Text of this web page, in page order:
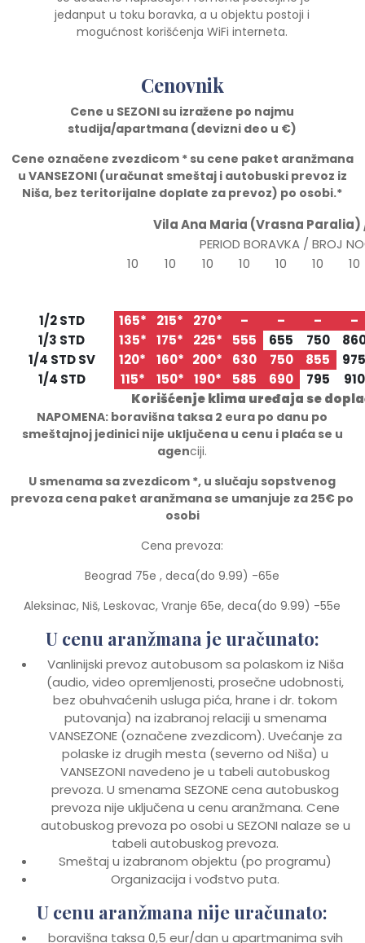
jedanput u toku boravka, a u objektu postoji i
mogućnost korišćenja WiFi interneta.
Cenovnik
Cene u SEZONI su izražene po najmu
studija/apartmana (devizni deo u €)
Cene označene zvezdicom * su cene paket aranžmana
u VANSEZONI (uračunat smeštaj i autobuski prevoz iz
Niša, bez teritorijalne doplate za prevoz) po osobi.*
Vila Ana Maria (Vrasna Paralia)
PERIOD BORAVKA / BROJ
10
10 10 10 10 10
10
1/2 STD
165* 215* 270* – – –
–
1/3 STD
135* 175* 225* 555 655 750
1/4 STD SV
120* 160* 200* 630 750 855
1/4 STD
115* 150* 190* 585 690 795
910
Korišćenje klima uređaja se
NAPOMENA: boravišna taksa 2 eura po danu po
smeštajnoj jedinici nije uključena u cenu i plaća se u
agenciji.
U smenama sa zvezdicom *, u slučaju sopstvenog
prevoza cena paket aranžmana se umanjuje za 25€ po
osobi
Cena prevoza:
Beograd 75e , deca(do 9.99) -65e
Aleksinac, Niš, Leskovac, Vranje 65e, deca(do 9.99) -55e
U cenu aranžmana je uračunato:
Vanlinijski prevoz autobusom sa polaskom iz Niša
(audio, video opremljenosti, prosečne udobnosti,
bez obuhvaćenih usluga pića, hrane i dr. tokom
putovanja) na izabranoj relaciji u smenama
VANSEZONE (označene zvezdicom). Uvećanje za
polaske iz drugih mesta (severno od Niša) u
VANSEZONI navedeno je u tabeli autobuskog
prevoza. U smenama SEZONE cena autobuskog
prevoza nije uključena u cenu aranžmana. Cene
autobuskog prevoza po osobi u SEZONI nalaze se u
tabeli autobuskog prevoza.
Smeštaj u izabranom objektu (po programu)
Organizacija i vođstvo puta.
U cenu aranžmana nije uračunato:
boravišna taksa 0,5 eur/dan u apartmanima svih